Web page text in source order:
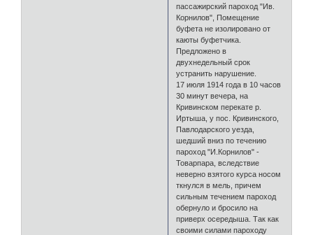
пассажирский пароход "Ив.
Корнилов", Помещение
буфета не изолировано от
каюты буфетчика.
Предложено в
двухнедельный срок
устранить нарушение.
17 июля 1914 года в 10 часов
30 минут вечера, на
Кривинском перекате р.
Иртыша, у пос. Кривинского,
Павлодарского уезда,
шедший вниз по течению
пароход "И.Корнилов" -
Товарпара, вследствие
неверно взятого курса носом
ткнулся в мель, причем
сильным течением пароход
обернуло и бросило на
приверх осередыша. Так как
своими силами пароходу